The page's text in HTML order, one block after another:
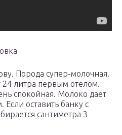
Порода супер-молочная.
24 литра первым отелом.
спокойная. Молоко дает
оставить банку с
сантиметра 3